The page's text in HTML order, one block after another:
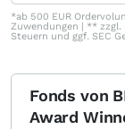
*ab 500 EUR
Zuwendungen | ** zzgl.
Steuern und ggf. SEC
Fonds von
Award